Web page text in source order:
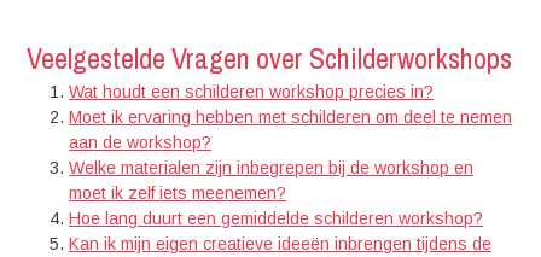
Veelgestelde Vragen over Schilderworkshops
Wat houdt een schilderen workshop precies in?
Moet ik ervaring hebben met schilderen om deel te nemen
aan de workshop?
Welke materialen zijn inbegrepen bij de workshop en
moet ik zelf iets meenemen?
Hoe lang duurt een gemiddelde schilderen workshop?
Kan ik mijn eigen creatieve ideeën inbrengen tijdens de